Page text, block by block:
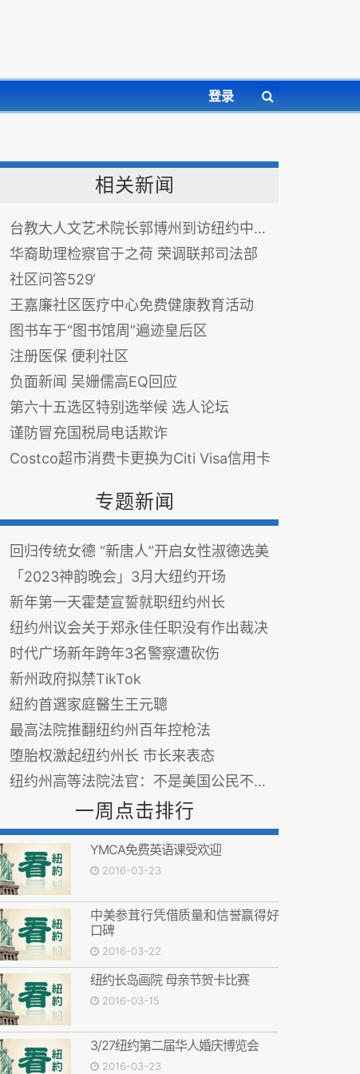
登录
相关新闻
台教大人文艺术院长郭博州到访纽约中华总商会
华裔助理检察官于之荷 荣调联邦司法部
社区问答529‘
王嘉廉社区医疗中心免费健康教育活动
图书车于“图书馆周”遍迹皇后区
注册医保 便利社区
负面新闻 吴姗儒高EQ回应
第六十五选区特别选举候 选人论坛
谨防冒充国税局电话欺诈
Costco超市消费卡更换为Citi Visa信用卡
专题新闻
回归传统女德 “新唐人”开启女性淑德选美
「2023神韵晚会」3月大纽约开场
新年第一天霍楚宣誓就职纽约州长
纽约州议会关于郑永佳任职没有作出裁决
时代广场新年跨年3名警察遭砍伤
新州政府拟禁TikTok
紐約首選家庭醫生王元聰
最高法院推翻纽约州百年控枪法
堕胎权激起纽约州长 市长来表态
纽约州高等法院法官：不是美国公民不能投票
一周点击排行
YMCA免费英语课受欢迎
2016-03-23
中美参茸行凭借质量和信誉赢得好
口碑
2016-03-22
纽约长岛画院 母亲节贺卡比赛
2016-03-15
3/27纽约第二届华人婚庆博览会
2016-03-23